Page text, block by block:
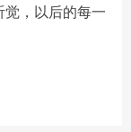
觉，以后的每一